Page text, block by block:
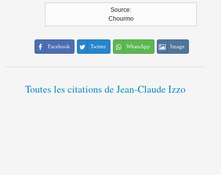
Source:
Chourmo
Facebook Twitter WhatsApp Image
Toutes les citations de Jean-Claude Izzo